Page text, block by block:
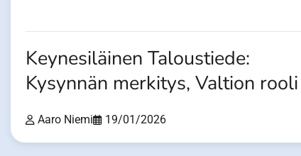
Keynesiläinen Taloustiede:
Kysynnän merkitys, Valtion rooli
Aaro Niemi
19/01/2026